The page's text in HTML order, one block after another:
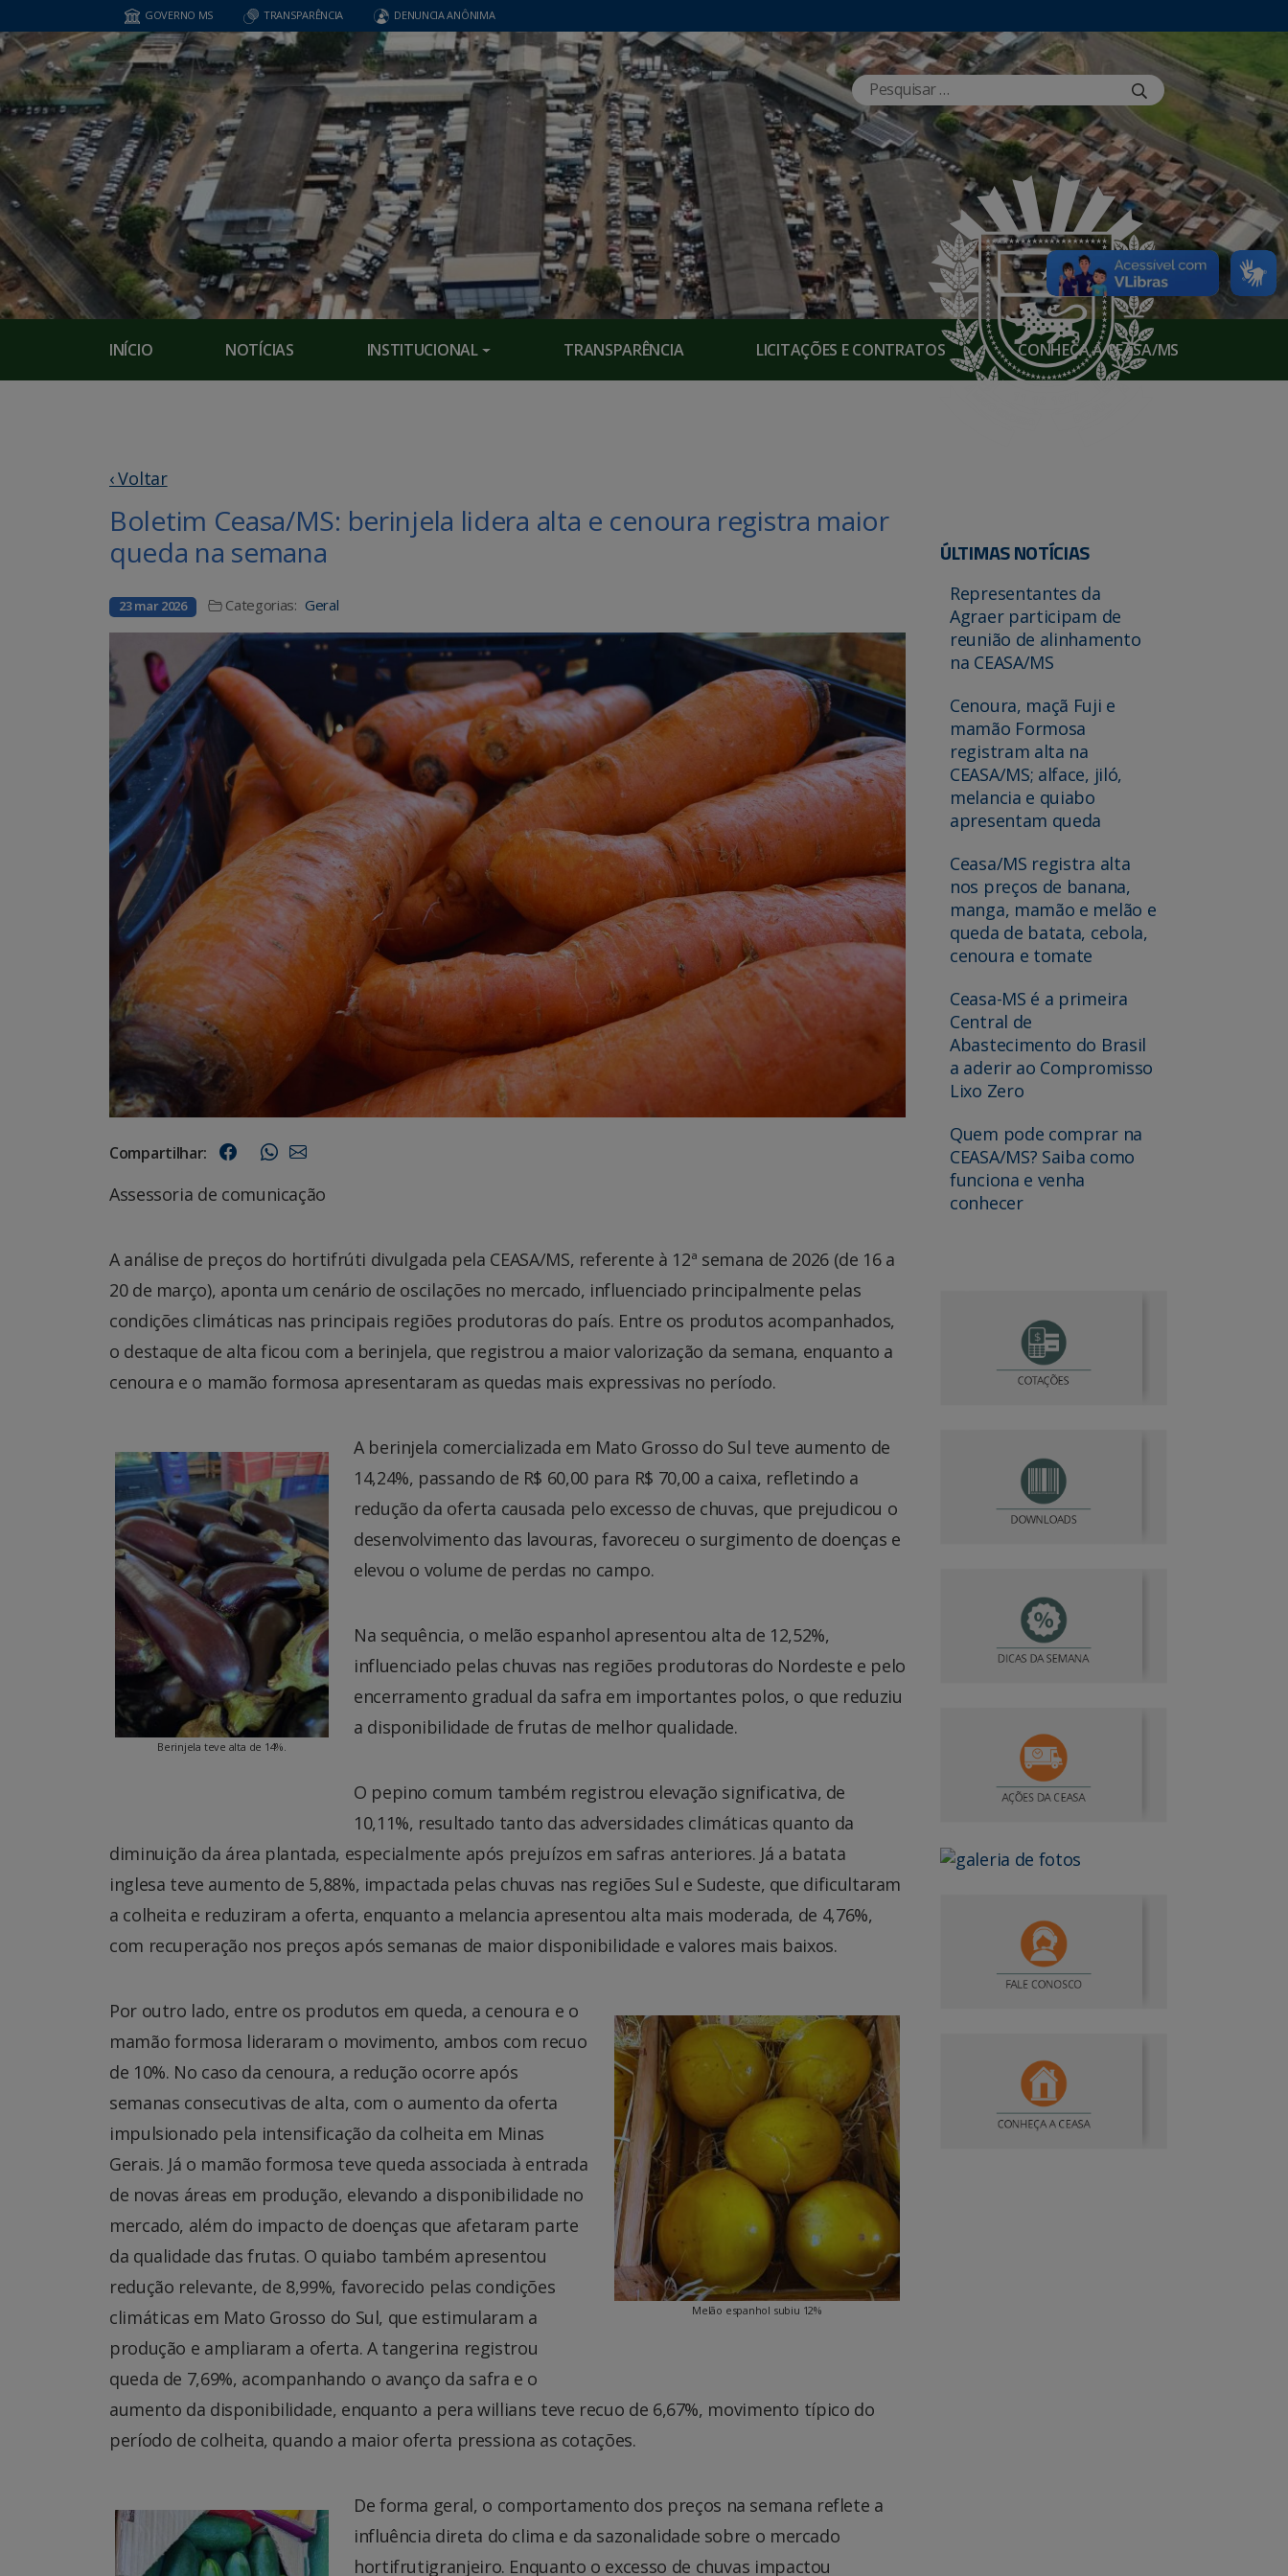
GOVERNO MS TRANSPARÊNCIA DENUNCIA ANÔNIMA
INÍCIO NOTÍCIAS INSTITUCIONAL TRANSPARÊNCIA LICITAÇÕES E CONTRATOS CONHEÇA A CEASA/MS
‹ Voltar
Boletim Ceasa/MS: berinjela lidera alta e cenoura registra maior
queda na semana
23 mar 2026 Categorias: Geral
Compartilhar:
Assessoria de comunicação
A análise de preços do hortifrúti divulgada pela CEASA/MS, referente à 12ª semana de 2026 (de 16 a
20 de março), aponta um cenário de oscilações no mercado, influenciado principalmente pelas
condições climáticas nas principais regiões produtoras do país. Entre os produtos acompanhados,
o destaque de alta ficou com a berinjela, que registrou a maior valorização da semana, enquanto a
cenoura e o mamão formosa apresentaram as quedas mais expressivas no período.
Berinjela teve alta de 14%.
A berinjela comercializada em Mato Grosso do Sul teve aumento de
14,24%, passando de R$ 60,00 para R$ 70,00 a caixa, refletindo a
redução da oferta causada pelo excesso de chuvas, que prejudicou o
desenvolvimento das lavouras, favoreceu o surgimento de doenças e
elevou o volume de perdas no campo.
Na sequência, o melão espanhol apresentou alta de 12,52%,
influenciado pelas chuvas nas regiões produtoras do Nordeste e pelo
encerramento gradual da safra em importantes polos, o que reduziu
a disponibilidade de frutas de melhor qualidade.
O pepino comum também registrou elevação significativa, de
10,11%, resultado tanto das adversidades climáticas quanto da
diminuição da área plantada, especialmente após prejuízos em safras anteriores. Já a batata
inglesa teve aumento de 5,88%, impactada pelas chuvas nas regiões Sul e Sudeste, que dificultaram
a colheita e reduziram a oferta, enquanto a melancia apresentou alta mais moderada, de 4,76%,
com recuperação nos preços após semanas de maior disponibilidade e valores mais baixos.
Melão espanhol subiu 12%
Por outro lado, entre os produtos em queda, a cenoura e o
mamão formosa lideraram o movimento, ambos com recuo
de 10%. No caso da cenoura, a redução ocorre após
semanas consecutivas de alta, com o aumento da oferta
impulsionado pela intensificação da colheita em Minas
Gerais. Já o mamão formosa teve queda associada à entrada
de novas áreas em produção, elevando a disponibilidade no
mercado, além do impacto de doenças que afetaram parte
da qualidade das frutas. O quiabo também apresentou
redução relevante, de 8,99%, favorecido pelas condições
climáticas em Mato Grosso do Sul, que estimularam a
produção e ampliaram a oferta. A tangerina registrou
queda de 7,69%, acompanhando o avanço da safra e o
aumento da disponibilidade, enquanto a pera willians teve recuo de 6,67%, movimento típico do
período de colheita, quando a maior oferta pressiona as cotações.
De forma geral, o comportamento dos preços na semana reflete a
influência direta do clima e da sazonalidade sobre o mercado
hortifrutigranjeiro. Enquanto o excesso de chuvas impactou
ÚLTIMAS NOTÍCIAS
Representantes da
Agraer participam de
reunião de alinhamento
na CEASA/MS
Cenoura, maçã Fuji e
mamão Formosa
registram alta na
CEASA/MS; alface, jiló,
melancia e quiabo
apresentam queda
Ceasa/MS registra alta
nos preços de banana,
manga, mamão e melão e
queda de batata, cebola,
cenoura e tomate
Ceasa-MS é a primeira
Central de
Abastecimento do Brasil
a aderir ao Compromisso
Lixo Zero
Quem pode comprar na
CEASA/MS? Saiba como
funciona e venha
conhecer